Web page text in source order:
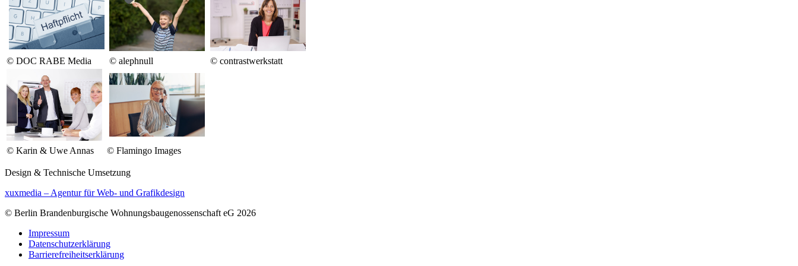
© DOC RABE Media © alephnull © contrastwerkstatt
© Karin & Uwe Annas © Flamingo Images
Design & Technische Umsetzung
xuxmedia – Agentur für Web- und Grafikdesign
© Berlin Brandenburgische Wohnungsbaugenossenschaft eG 2026
Impressum
Datenschutzerklärung
Barrierefreiheitserklärung